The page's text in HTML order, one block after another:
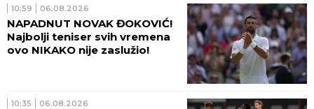
10:59 06.08.2026
NAPADNUT NOVAK ĐOKOVIĆ!
Najbolji teniser svih vremena
ovo NIKAKO nije zaslužio!
10:35 06.08.2026